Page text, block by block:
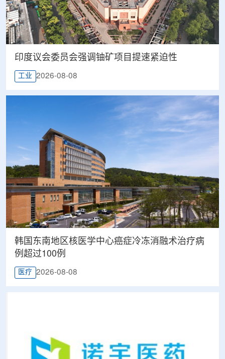
印度议会委员会强调铀矿项目提速紧迫性
工业 2026-08-08
韩国东南地区核医学中心癌症冷冻消融术治疗病
例超过100例
医疗 2026-08-08